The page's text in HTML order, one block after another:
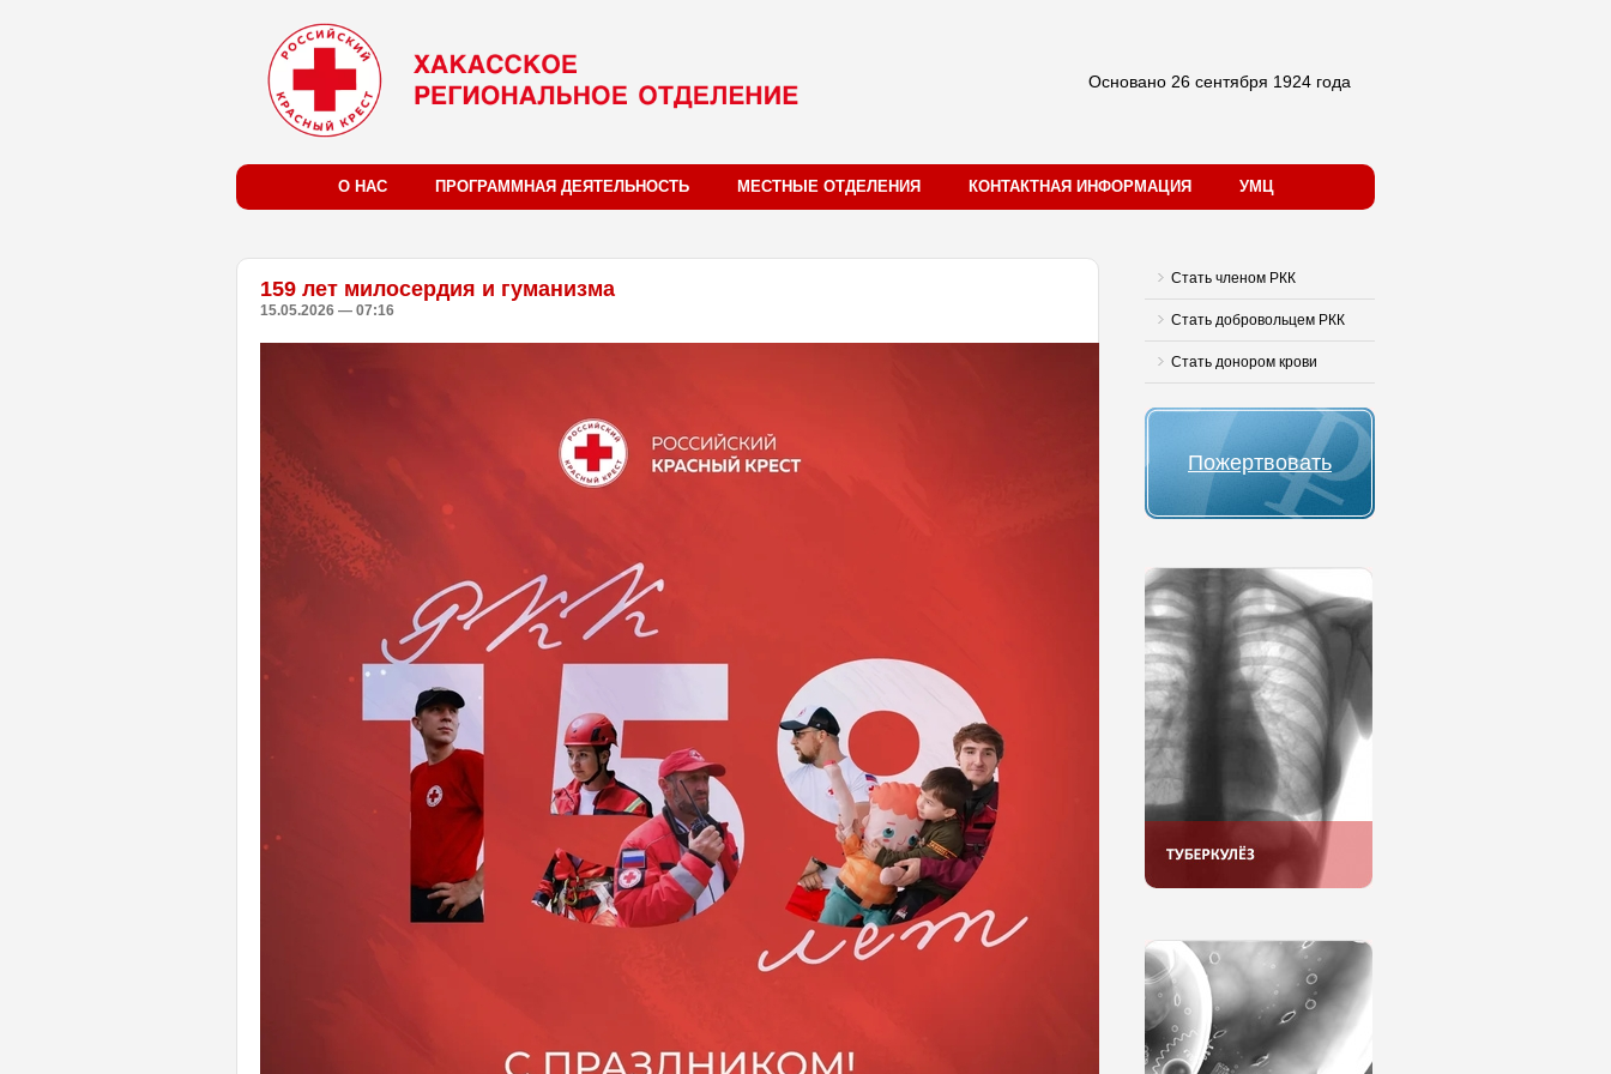
Основано 26 сентября 1924 года
О НАС ПРОГРАММНАЯ ДЕЯТЕЛЬНОСТЬ МЕСТНЫЕ ОТДЕЛЕНИЯ КОНТАКТНАЯ ИНФОРМАЦИЯ УМЦ
Стать членом РКК
Стать добровольцем РКК
Стать донором крови
Пожертвовать
159 лет милосердия и гуманизма
15.05.2026 — 07:16